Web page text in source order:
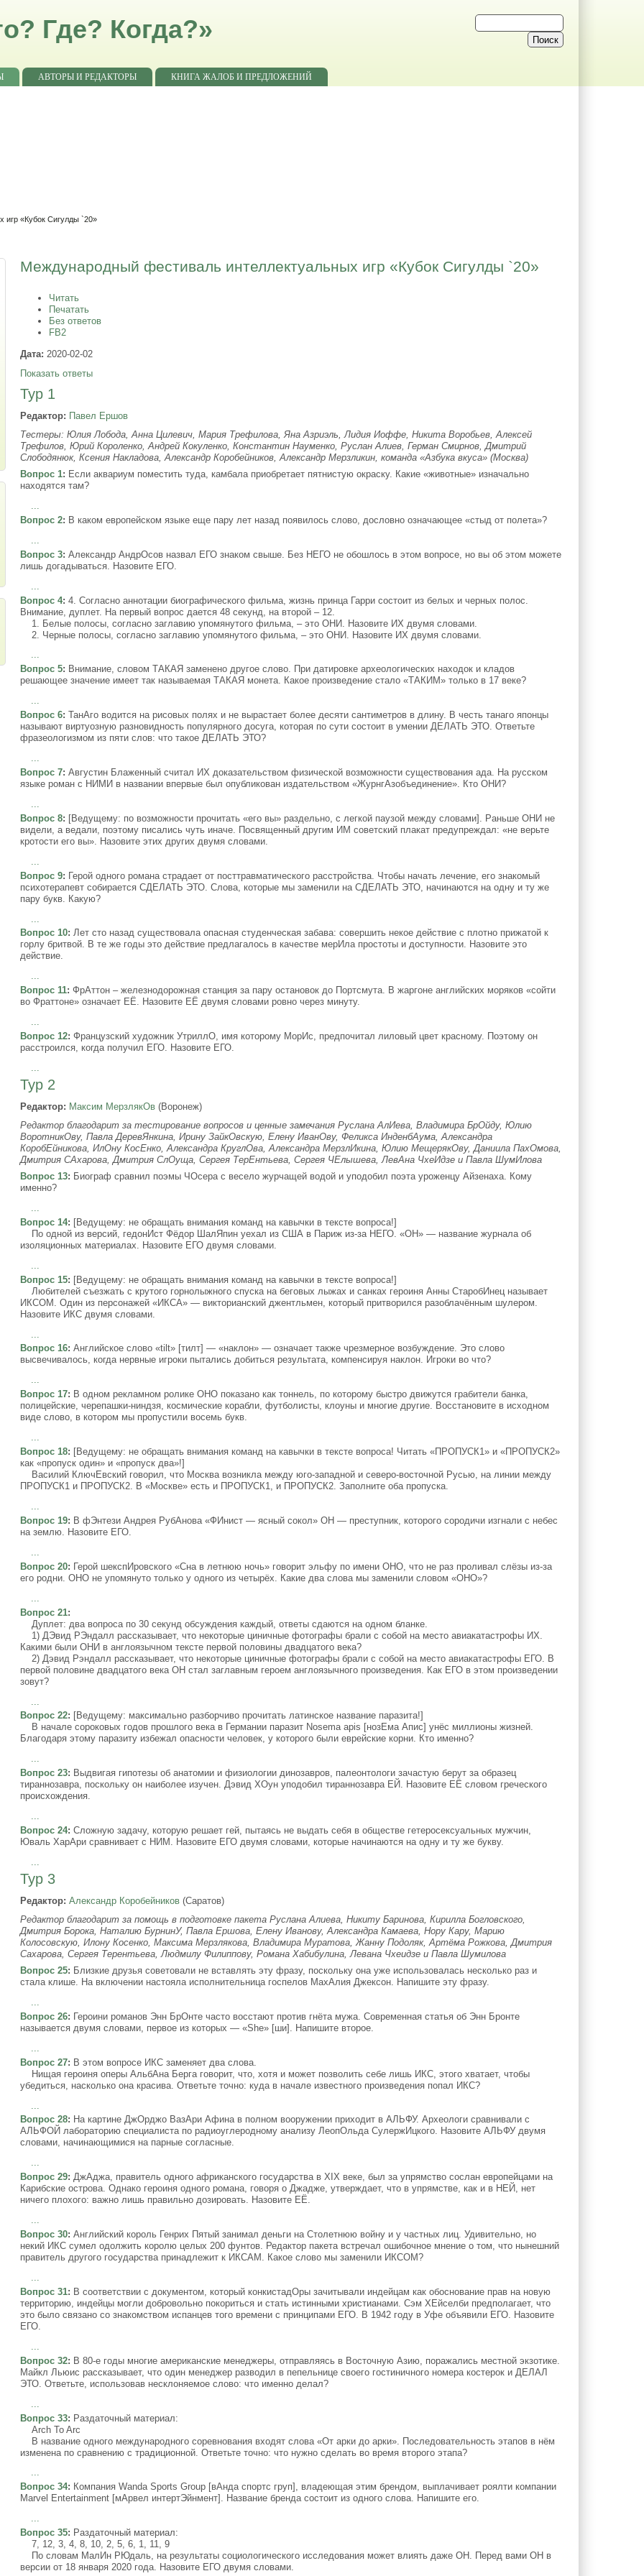
Где? Когда?»
АВТОРЫ И РЕДАКТОРЫ
КНИГА ЖАЛОБ И ПРЕДЛОЖЕНИЙ
игр «Кубок Сигулды `20»
Международный фестиваль интеллектуальных игр «Кубок Сигулды `20»
Читать
Печатать
Без ответов
FB2
Дата: 2020-02-02
Показать ответы
Тур 1
Редактор: Павел Ершов
Тестеры: Юлия Лобода, Анна Цилевич, Мария Трефилова, Яна Азриэль, Лидия Иоффе, Никита Воробьев, Алексей
Трефилов, Юрий Короленко, Андрей Кокуленко, Константин Науменко, Руслан Алиев, Герман Смирнов, Дмитрий
Слободянюк, Ксения Накладова, Александр Коробейников, Александр Мерзликин, команда «Азбука вкуса» (Москва)
Вопрос 1: Если аквариум поместить туда, камбала приобретает пятнистую окраску. Какие «животные» изначально
находятся там?
Вопрос 2: В каком европейском языке еще пару лет назад появилось слово, дословно означающее «стыд от полета»?
Вопрос 3: Александр АндрОсов назвал ЕГО знаком свыше. Без НЕГО не обошлось в этом вопросе, но вы об этом можете
лишь догадываться. Назовите ЕГО.
Вопрос 4: 4. Согласно аннотации биографического фильма, жизнь принца Гарри состоит из белых и черных полос.
Внимание, дуплет. На первый вопрос дается 48 секунд, на второй – 12.
1. Белые полосы, согласно заглавию упомянутого фильма, – это ОНИ. Назовите ИХ двумя словами.
2. Черные полосы, согласно заглавию упомянутого фильма, – это ОНИ. Назовите ИХ двумя словами.
...
Вопрос 5: Внимание, словом ТАКАЯ заменено другое слово. При датировке археологических находок и кладов
решающее значение имеет так называемая ТАКАЯ монета. Какое произведение стало «ТАКИМ» только в 17 веке?
...
Вопрос 6: ТанАго водится на рисовых полях и не вырастает более десяти сантиметров в длину. В честь танаго японцы
называют виртуозную разновидность популярного досуга, которая по сути состоит в умении ДЕЛАТЬ ЭТО. Ответьте
фразеологизмом из пяти слов: что такое ДЕЛАТЬ ЭТО?
...
Вопрос 7: Августин Блаженный считал ИХ доказательством физической возможности существования ада. На русском
языке роман с НИМИ в названии впервые был опубликован издательством «ЖурнгАзобъединение». Кто ОНИ?
Вопрос 8: [Ведущему: по возможности прочитать «его вы» раздельно, с легкой паузой между словами]. Раньше ОНИ не
видели, а ведали, поэтому писались чуть иначе. Посвященный другим ИМ советский плакат предупреждал: «не верьте
кротости его вы». Назовите этих других двумя словами.
Вопрос 9: Герой одного романа страдает от посттравматического расстройства. Чтобы начать лечение, его знакомый
психотерапевт собирается СДЕЛАТЬ ЭТО. Слова, которые мы заменили на СДЕЛАТЬ ЭТО, начинаются на одну и ту же
пару букв. Какую?
Вопрос 10: Лет сто назад существовала опасная студенческая забава: совершить некое действие с плотно прижатой к
горлу бритвой. В те же годы это действие предлагалось в качестве мерИла простоты и доступности. Назовите это
действие.
...
Вопрос 11: ФрАттон – железнодорожная станция за пару остановок до Портсмута. В жаргоне английских моряков «сойти
во Фраттоне» означает ЕЁ. Назовите ЕЁ двумя словами ровно через минуту.
...
Вопрос 12: Французский художник УтриллО, имя которому МорИс, предпочитал лиловый цвет красному. Поэтому он
расстроился, когда получил ЕГО. Назовите ЕГО.
...
Тур 2
Редактор: Максим МерзлякОв (Воронеж)
Редактор благодарит за тестирование вопросов и ценные замечания Руслана АлИева, Владимира БрОйду, Юлию
ВоротникОву, Павла ДеревЯнкина, Ирину ЗайкОвскую, Елену ИванОву, Феликса ИнденбАума, Александра
КоробЕйникова, ИлОну КосЕнко, Александра КруглОва, Александра МерзлИкина, Юлию МещерякОву, Даниила ПахОмова,
Дмитрия САхарова, Дмитрия СлОуща, Сергея ТерЕнтьева, Сергея ЧЕлышева, ЛевАна ЧхеИдзе и Павла ШумИлова
Вопрос 13: Биограф сравнил поэмы ЧОсера с весело журчащей водой и уподобил поэта уроженцу Айзенаха. Кому
именно?
Вопрос 14: [Ведущему: не обращать внимания команд на кавычки в тексте вопроса!]
По одной из версий, гедонИст Фёдор ШалЯпин уехал из США в Париж из-за НЕГО. «ОН» — название журнала об
изоляционных материалах. Назовите ЕГО двумя словами.
Вопрос 15: [Ведущему: не обращать внимания команд на кавычки в тексте вопроса!]
Любителей съезжать с крутого горнолыжного спуска на беговых лыжах и санках героиня Анны СтаробИнец называет
ИКСОМ. Один из персонажей «ИКСА» — викторианский джентльмен, который притворился разоблачённым шулером.
Назовите ИКС двумя словами.
Вопрос 16: Английское слово «tilt» [тилт] — «наклон» — означает также чрезмерное возбуждение. Это слово
высвечивалось, когда нервные игроки пытались добиться результата, компенсируя наклон. Игроки во что?
...
Вопрос 17: В одном рекламном ролике ОНО показано как тоннель, по которому быстро движутся грабители банка,
полицейские, черепашки-ниндзя, космические корабли, футболисты, клоуны и многие другие. Восстановите в исходном
виде слово, в котором мы пропустили восемь букв.
...
Вопрос 18: [Ведущему: не обращать внимания команд на кавычки в тексте вопроса! Читать «ПРОПУСК1» и «ПРОПУСК2»
как «пропуск один» и «пропуск два»!]
Василий КлючЕвский говорил, что Москва возникла между юго-западной и северо-восточной Русью, на линии между
ПРОПУСК1 и ПРОПУСК2. В «Москве» есть и ПРОПУСК1, и ПРОПУСК2. Заполните оба пропуска.
...
Вопрос 19: В фЭнтези Андрея РубАнова «ФИнист — ясный сокол» ОН — преступник, которого сородичи изгнали с небес
на землю. Назовите ЕГО.
Вопрос 20: Герой шекспИровского «Сна в летнюю ночь» говорит эльфу по имени ОНО, что не раз проливал слёзы из-за
его родни. ОНО не упомянуто только у одного из четырёх. Какие два слова мы заменили словом «ОНО»?
Вопрос 21:
Дуплет: два вопроса по 30 секунд обсуждения каждый, ответы сдаются на одном бланке.
1) ДЭвид РЭндалл рассказывает, что некоторые циничные фотографы брали с собой на место авиакатастрофы ИХ.
Какими были ОНИ в англоязычном тексте первой половины двадцатого века?
2) Дэвид Рэндалл рассказывает, что некоторые циничные фотографы брали с собой на место авиакатастрофы ЕГО. В
первой половине двадцатого века ОН стал заглавным героем англоязычного произведения. Как ЕГО в этом произведении
зовут?
Вопрос 22: [Ведущему: максимально разборчиво прочитать латинское название паразита!]
В начале сороковых годов прошлого века в Германии паразит Nosema apis [нозЕма Апис] унёс миллионы жизней.
Благодаря этому паразиту избежал опасности человек, у которого были еврейские корни. Кто именно?
...
Вопрос 23: Выдвигая гипотезы об анатомии и физиологии динозавров, палеонтологи зачастую берут за образец
тираннозавра, поскольку он наиболее изучен. Дэвид ХОун уподобил тираннозавра ЕЙ. Назовите ЕЁ словом греческого
происхождения.
...
Вопрос 24: Сложную задачу, которую решает гей, пытаясь не выдать себя в обществе гетеросексуальных мужчин,
Юваль ХарАри сравнивает с НИМ. Назовите ЕГО двумя словами, которые начинаются на одну и ту же букву.
...
Тур 3
Редактор: Александр Коробейников (Саратов)
Редактор благодарит за помощь в подготовке пакета Руслана Алиева, Никиту Баринова, Кирилла Богловского,
Дмитрия Борока, Наталию БурнинУ, Павла Ершова, Елену Иванову, Александра Камаева, Нору Кару, Марию
Колосовскую, Илону Косенко, Максима Мерзлякова, Владимира Муратова, Жанну Подоляк, Артёма Рожкова, Дмитрия
Сахарова, Сергея Терентьева, Людмилу Филиппову, Романа Хабибулина, Левана Чхеидзе и Павла Шумилова
Вопрос 25: Близкие друзья советовали не вставлять эту фразу, поскольку она уже использовалась несколько раз и
стала клише. На включении настояла исполнительница госпелов МахАлия Джексон. Напишите эту фразу.
Вопрос 26: Героини романов Энн БрОнте часто восстают против гнёта мужа. Современная статья об Энн Бронте
называется двумя словами, первое из которых — «She» [ши]. Напишите второе.
Вопрос 27: В этом вопросе ИКС заменяет два слова.
Нищая героиня оперы АльбАна Берга говорит, что, хотя и может позволить себе лишь ИКС, этого хватает, чтобы
убедиться, насколько она красива. Ответьте точно: куда в начале известного произведения попал ИКС?
Вопрос 28: На картине ДжОрджо ВазАри Афина в полном вооружении приходит в АЛЬФУ. Археологи сравнивали с
АЛЬФОЙ лабораторию специалиста по радиоуглеродному анализу ЛеопОльда СулержИцкого. Назовите АЛЬФУ двумя
словами, начинающимися на парные согласные.
...
Вопрос 29: ДжАджа, правитель одного африканского государства в XIX веке, был за упрямство сослан европейцами на
Карибские острова. Однако героиня одного романа, говоря о Джадже, утверждает, что в упрямстве, как и в НЕЙ, нет
ничего плохого: важно лишь правильно дозировать. Назовите ЕЁ.
...
Вопрос 30: Английский король Генрих Пятый занимал деньги на Столетнюю войну и у частных лиц. Удивительно, но
некий ИКС сумел одолжить королю целых 200 фунтов. Редактор пакета встречал ошибочное мнение о том, что нынешний
правитель другого государства принадлежит к ИКСАМ. Какое слово мы заменили ИКСОМ?
Вопрос 31: В соответствии с документом, который конкистадОры зачитывали индейцам как обоснование прав на новую
территорию, индейцы могли добровольно покориться и стать истинными христианами. Сэм ХЕйселби предполагает, что
это было связано со знакомством испанцев того времени с принципами ЕГО. В 1942 году в Уфе объявили ЕГО. Назовите
ЕГО.
Вопрос 32: В 80-е годы многие американские менеджеры, отправляясь в Восточную Азию, поражались местной экзотике.
Майкл Льюис рассказывает, что один менеджер разводил в пепельнице своего гостиничного номера костерок и ДЕЛАЛ
ЭТО. Ответьте, использовав несклоняемое слово: что именно делал?
Вопрос 33: Раздаточный материал:
Arch To Arc
В название одного международного соревнования входят слова «От арки до арки». Последовательность этапов в нём
изменена по сравнению с традиционной. Ответьте точно: что нужно сделать во время второго этапа?
...
Вопрос 34: Компания Wanda Sports Group [вАнда спортс груп], владеющая этим брендом, выплачивает роялти компании
Marvel Entertainment [мАрвел интертЭйнмент]. Название бренда состоит из одного слова. Напишите его.
...
Вопрос 35: Раздаточный материал:
7, 12, 3, 4, 8, 10, 2, 5, 6, 1, 11, 9
По словам МалИн РЮдаль, на результаты социологического исследования может влиять даже ОН. Перед вами ОН в
версии от 18 января 2020 года. Назовите ЕГО двумя словами.